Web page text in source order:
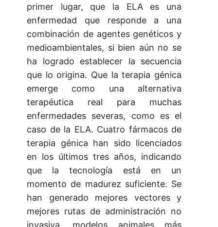
primer lugar, que la ELA es una
enfermedad que responde a una
combinación de agentes genéticos y
medioambientales, si bien aún no se
ha logrado establecer la secuencia
que lo origina. Que la terapia génica
emerge como una alternativa
terapéutica real para muchas
enfermedades severas, como es el
caso de la ELA. Cuatro fármacos de
terapia génica han sido licenciados
en los últimos tres años, indicando
que la tecnología está en un
momento de madurez suficiente. Se
han generado mejores vectores y
mejores rutas de administración no